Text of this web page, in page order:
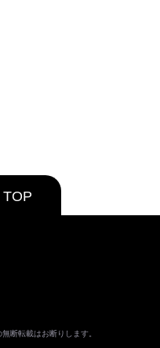
断転載はお断りします。